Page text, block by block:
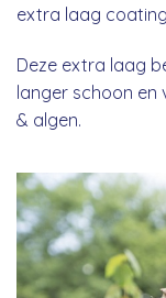
extra laag
Deze extra laag
langer schoon en
& algen.